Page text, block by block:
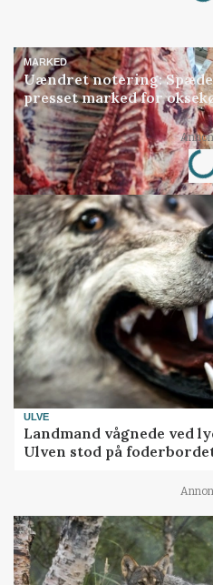
MARKED
Uændret notering:
presset marked for
Loading...
ULVE
Landmand vågnede ved
Ulven stod på